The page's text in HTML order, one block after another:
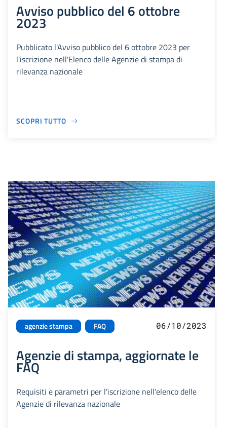
Avviso pubblico del 6 ottobre
2023
Pubblicato l'Avviso pubblico del 6 ottobre 2023 per
l'iscrizione nell'Elenco delle Agenzie di stampa di
rilevanza nazionale
SCOPRI TUTTO
agenzie stampa FAQ 06/10/2023
Agenzie di stampa, aggiornate le
FAQ
Requisiti e parametri per l'iscrizione nell'elenco delle
Agenzie di rilevanza nazionale